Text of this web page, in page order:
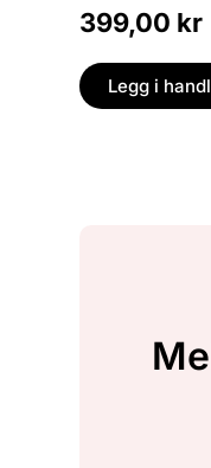
399,00 kr
Legg i